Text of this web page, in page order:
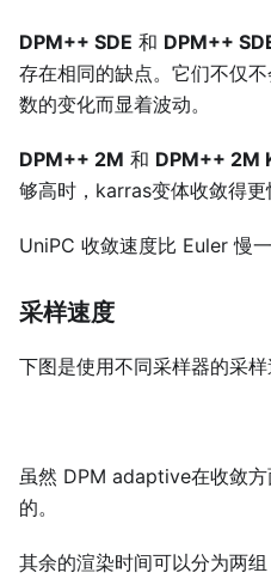
DPM++ SDE 和 DPM++
存在相同的缺点。它们不仅
数的变化而显着波动。
DPM++ 2M 和 DPM++ 2M
够高时，karras变体收敛得更
UniPC 收敛速度比 Euler 慢一
采样速度
下图是使用不同采样器的采样
虽然 DPM adaptive在收敛
的。
其余的渲染时间可以分为两